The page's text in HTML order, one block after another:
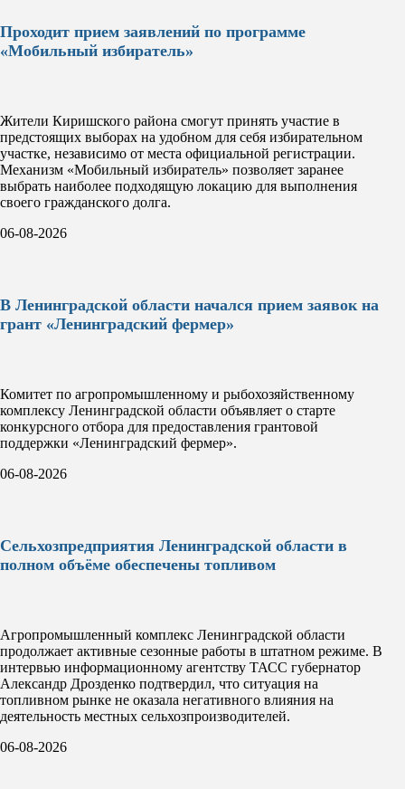
Проходит прием заявлений по программе
«Мобильный избиратель»
Жители Киришского района смогут принять участие в
предстоящих выборах на удобном для себя избирательном
участке, независимо от места официальной регистрации.
Механизм «Мобильный избиратель» позволяет заранее
выбрать наиболее подходящую локацию для выполнения
своего гражданского долга.
06-08-2026
В Ленинградской области начался прием заявок на
грант «Ленинградский фермер»
Комитет по агропромышленному и рыбохозяйственному
комплексу Ленинградской области объявляет о старте
конкурсного отбора для предоставления грантовой
поддержки «Ленинградский фермер».
06-08-2026
Сельхозпредприятия Ленинградской области в
полном объёме обеспечены топливом
Агропромышленный комплекс Ленинградской области
продолжает активные сезонные работы в штатном режиме. В
интервью информационному агентству ТАСС губернатор
Александр Дрозденко подтвердил, что ситуация на
топливном рынке не оказала негативного влияния на
деятельность местных сельхозпроизводителей.
06-08-2026